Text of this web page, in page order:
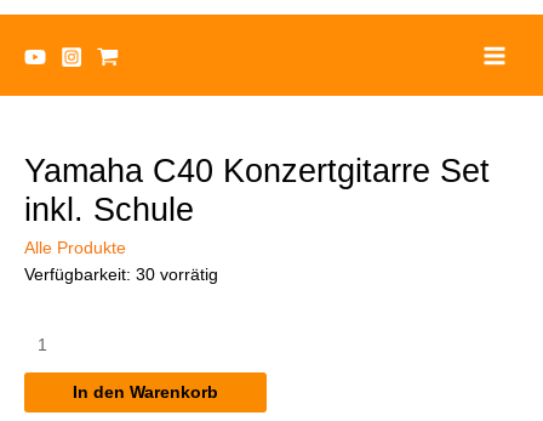
Yamaha C40 Konzertgitarre Set
inkl. Schule
Alle Produkte
Verfügbarkeit: 30 vorrätig
C40
Konzertgitarre
Set
In den Warenkorb